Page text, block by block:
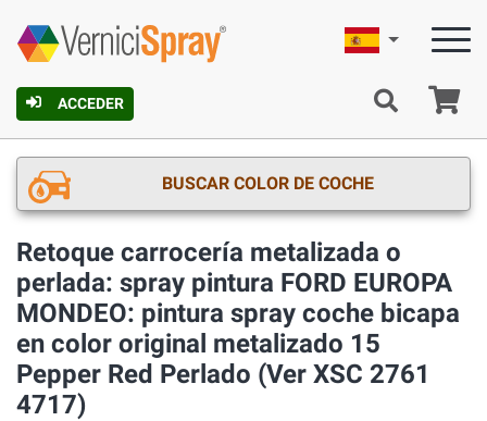
ACCEDER
Español
BUSCAR COLOR DE COCHE
Retoque carrocería metalizada o
perlada: spray pintura FORD EUROPA
MONDEO: pintura spray coche bicapa
en color original metalizado 15
Pepper Red Perlado (Ver XSC 2761
4717)